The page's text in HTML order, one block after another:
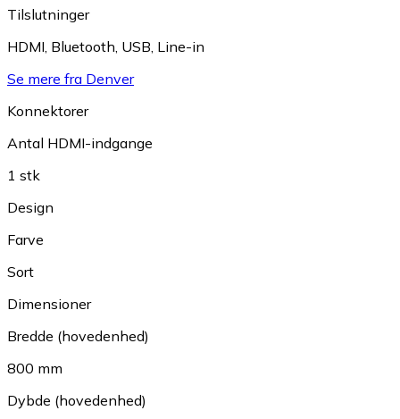
Tilslutninger
HDMI Bluetooth USB Line-in
Se mere fra Denver
Konnektorer
Antal HDMI-indgange
1 stk
Design
Farve
Sort
Dimensioner
Bredde (hovedenhed)
800 mm
Dybde (hovedenhed)